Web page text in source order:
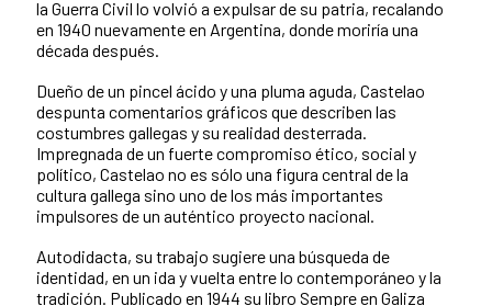
la Guerra Civil lo volvió a expulsar de su patria, recalando
en 1940 nuevamente en Argentina, donde moriría una
década después.
Dueño de un pincel ácido y una pluma aguda, Castelao
despunta comentarios gráficos que describen las
costumbres gallegas y su realidad desterrada.
Impregnada de un fuerte compromiso ético, social y
político, Castelao no es sólo una figura central de la
cultura gallega sino uno de los más importantes
impulsores de un auténtico proyecto nacional.
Autodidacta, su trabajo sugiere una búsqueda de
identidad, en un ida y vuelta entre lo contemporáneo y la
tradición. Publicado en 1944 su libro Sempre en Galiza